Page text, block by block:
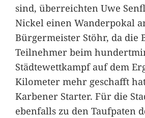
sind, überreichten Uwe
Nickel einen Wanderpokal
Bürgermeister Stöhr, da die
Teilnehmer beim
Städtewettkampf auf dem
Kilometer mehr geschafft
Karbener Starter. Für die
ebenfalls zu den Taufpaten